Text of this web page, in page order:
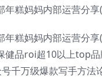
糕妈妈内部运营分
糕妈妈内部运营分
品roi超10以上top品
千万级爆款写手方法